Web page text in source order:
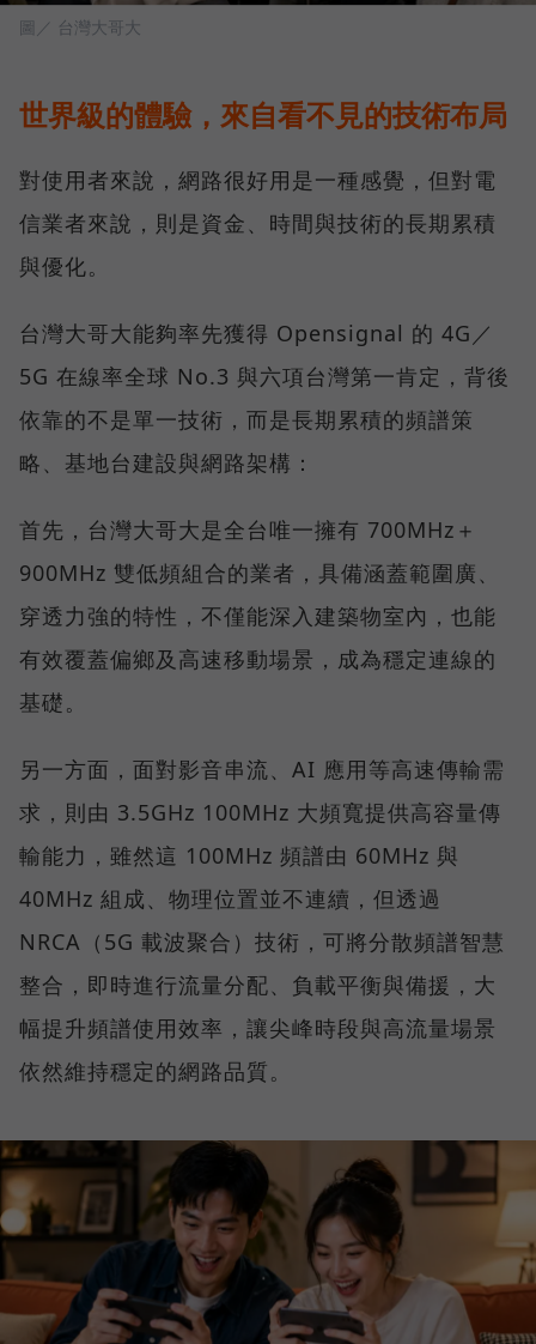
圖／ 台灣大哥大
世界級的體驗，來自看不見的技術布局
對使用者來說，網路很好用是一種感覺，但對電
信業者來說，則是資金、時間與技術的長期累積
與優化。
台灣大哥大能夠率先獲得 Opensignal 的 4G／
5G 在線率全球 No.3 與六項台灣第一肯定，背後
依靠的不是單一技術，而是長期累積的頻譜策
略、基地台建設與網路架構：
首先，台灣大哥大是全台唯一擁有 700MHz＋
900MHz 雙低頻組合的業者，具備涵蓋範圍廣、
穿透力強的特性，不僅能深入建築物室內，也能
有效覆蓋偏鄉及高速移動場景，成為穩定連線的
基礎。
另一方面，面對影音串流、AI 應用等高速傳輸需
求，則由 3.5GHz 100MHz 大頻寬提供高容量傳
輸能力，雖然這 100MHz 頻譜由 60MHz 與
40MHz 組成、物理位置並不連續，但透過
NRCA（5G 載波聚合）技術，可將分散頻譜智慧
整合，即時進行流量分配、負載平衡與備援，大
幅提升頻譜使用效率，讓尖峰時段與高流量場景
依然維持穩定的網路品質。